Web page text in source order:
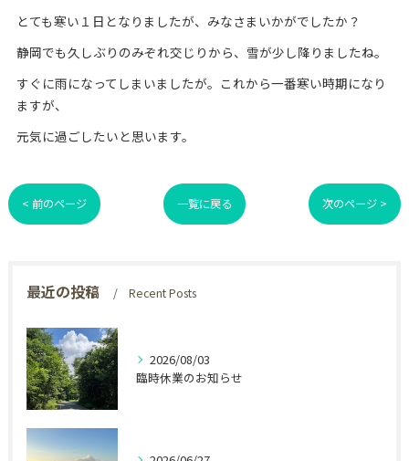
とても寒い１日となりましたが、みなさまいかがでしたか？
静岡でも久しぶりのみぞれ交じりから、雪が少し降りましたね。
すぐに雨になってしまいましたが。これから一番寒い時期になり
ますが、
元気に過ごしたいと思います。
< 前のページ 一覧に戻る 次のページ >
最近の投稿 Recent Posts
2026/08/03
臨時休業のお知らせ